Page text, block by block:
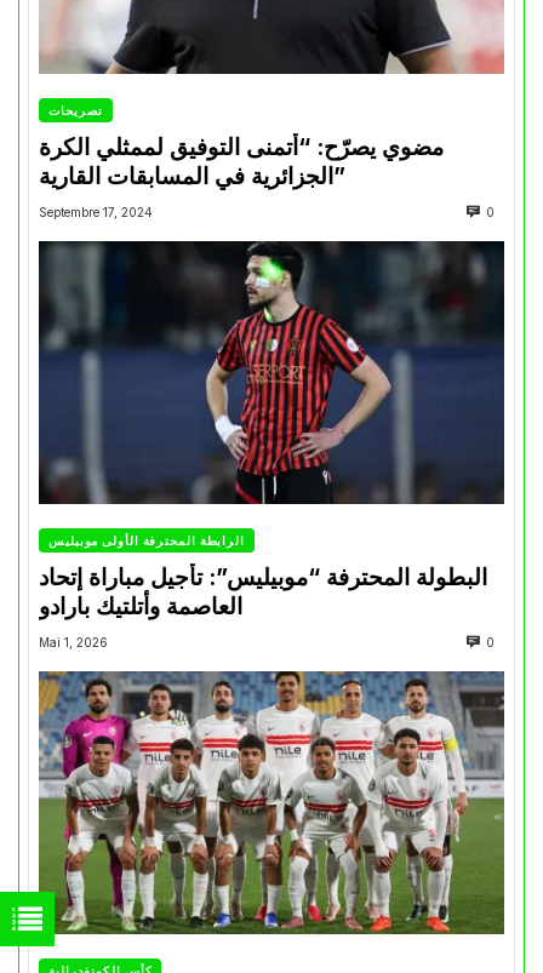
تصريحات
مضوي يصرّح: “أتمنى التوفيق لممثلي الكرة
الجزائرية في المسابقات القارية”
Septembre 17, 2024 0
الرابطة المحترفة الأولى موبيليس
البطولة المحترفة “موبيليس”: تأجيل مباراة إتحاد
العاصمة وأتلتيك بارادو
Mai 1, 2026 0